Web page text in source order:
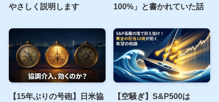
やさしく説明します
100%」と書かれていた話
【15年ぶりの号砲】日米協
【空騒ぎ】S&P500は